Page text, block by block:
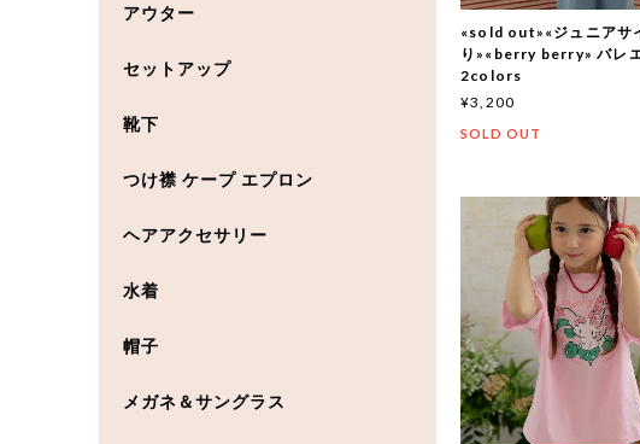
«sold out»«ジュニアサ
り»«berry berry» バレ
2colors
¥3,200
SOLD OUT
アウター
セットアップ
靴下
つけ襟 ケープ エプロン
ヘアアクセサリー
水着
帽子
メガネ＆サングラス